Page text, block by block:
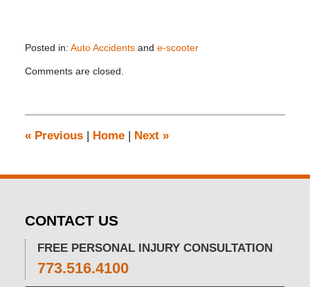
Posted in: Auto Accidentsand e-scooter
October
3:18
pm
Comments are closed.
«Previous Home Next »
CONTACT US
FREE PERSONAL INJURY CONSULTATION
773.516.4100